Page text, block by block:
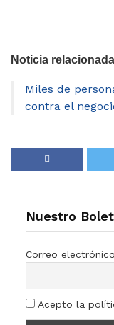
Noticia
Miles de
contra el
Nuestro
Correo electrónico
Acepto la